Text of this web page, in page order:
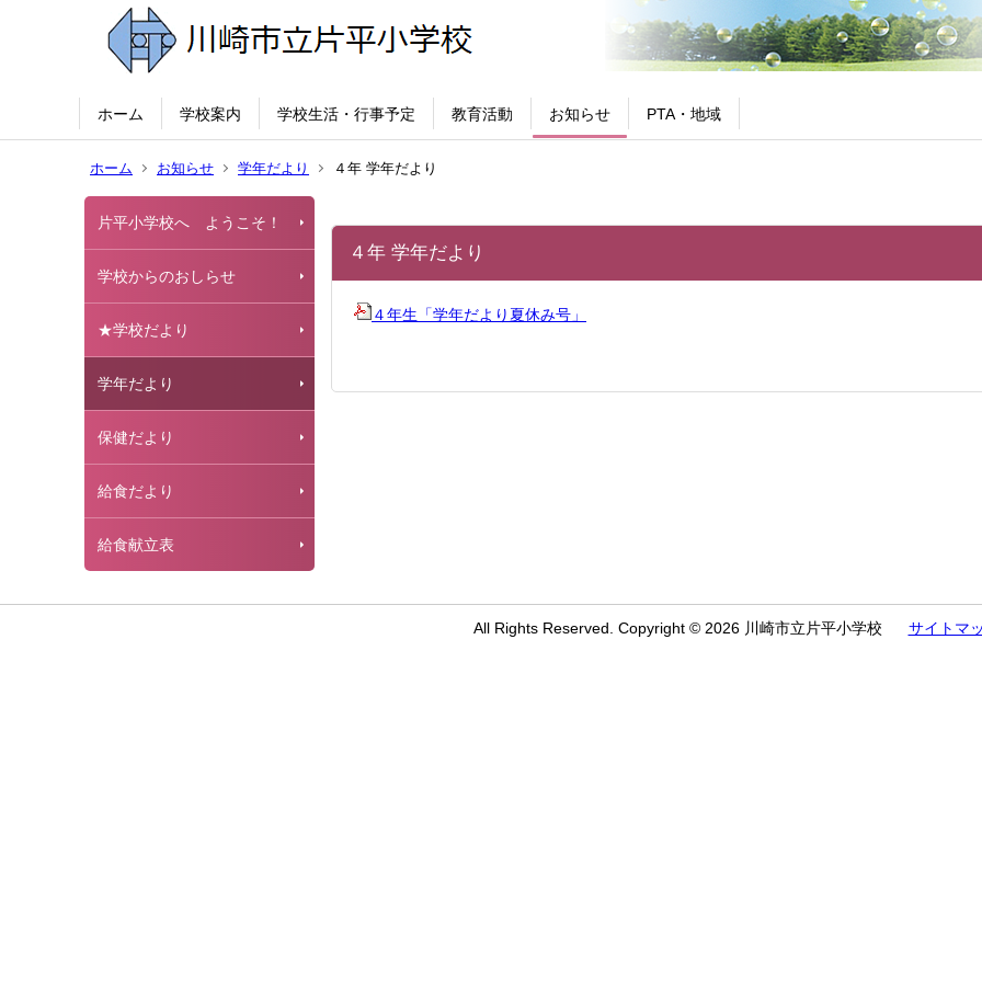
ホーム 学校案内 学校生活・行事予定 教育活動 お知らせ PTA・地域
ホーム お知らせ 学年だより ４年 学年だより
片平小学校へ ようこそ！
学校からのおしらせ
★学校だより
学年だより
保健だより
給食だより
給食献立表
４年 学年だより
４年生「学年だより夏休み号」
All Rights Reserved. Copyright © 2026 川崎市立片平小学校 サイトマ